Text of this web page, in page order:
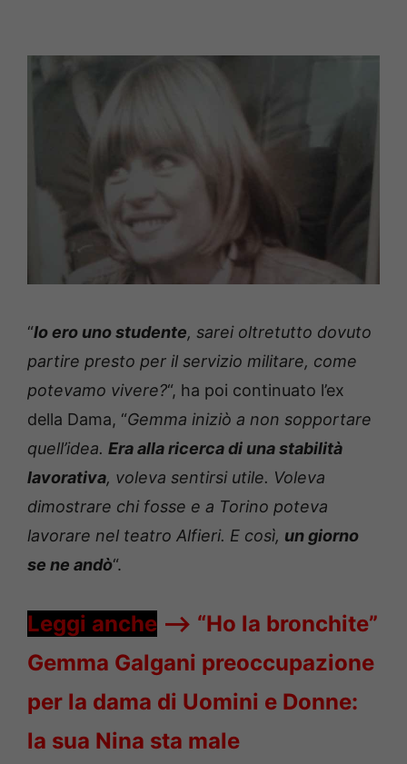
“Io ero uno studente, sarei oltretutto dovuto
partire presto per il servizio militare, come
potevamo vivere?“, ha poi continuato l’ex
della Dama, “Gemma iniziò a non sopportare
quell’idea. Era alla ricerca di una stabilità
lavorativa, voleva sentirsi utile. Voleva
dimostrare chi fosse e a Torino poteva
lavorare nel teatro Alfieri. E così, un giorno
se ne andò“.
Leggi anche —-> “Ho la bronchite”
Gemma Galgani preoccupazione
per la dama di Uomini e Donne:
la sua Nina sta male